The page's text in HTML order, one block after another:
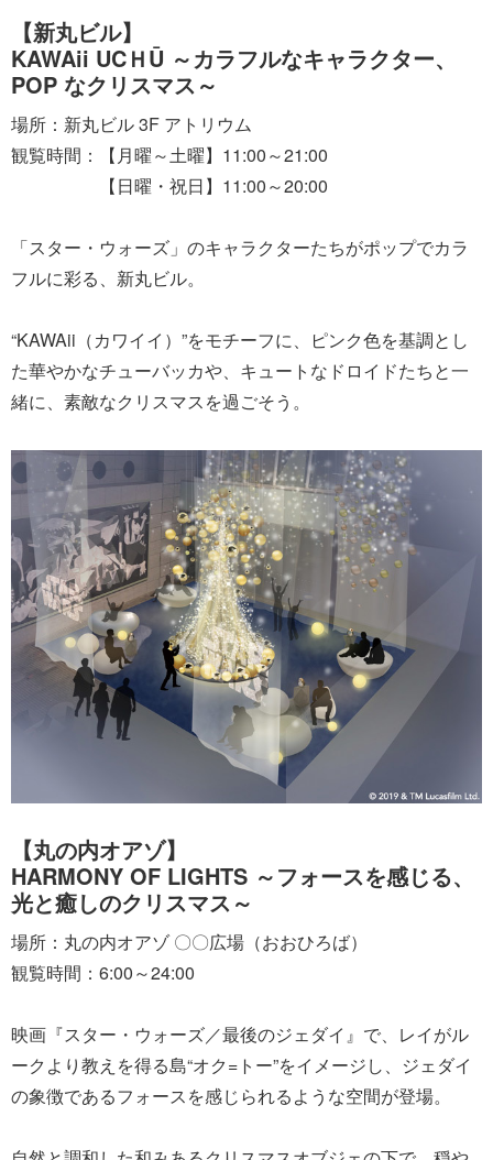
【新丸ビル】
KAWAii UCＨŪ ～カラフルなキャラクター、
POP なクリスマス～
場所：新丸ビル 3F アトリウム
観覧時間：【月曜～土曜】11:00～21:00
【日曜・祝日】11:00～20:00
「スター・ウォーズ」のキャラクターたちがポップでカラ
フルに彩る、新丸ビル。
“KAWAii（カワイイ）”をモチーフに、ピンク色を基調とし
た華やかなチューバッカや、キュートなドロイドたちと一
緒に、素敵なクリスマスを過ごそう。
【丸の内オアゾ】
HARMONY OF LIGHTS ～フォースを感じる、
光と癒しのクリスマス～
場所：丸の内オアゾ 〇〇広場（おおひろば）
観覧時間：6:00～24:00
映画『スター・ウォーズ／最後のジェダイ』で、レイがル
ークより教えを得る島“オク=トー”をイメージし、ジェダイ
の象徴であるフォースを感じられるような空間が登場。